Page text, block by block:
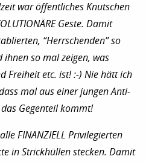
war öffentliches Knutschen
Geste. Damit
“Herrschenden” so
so mal zeigen, was
Freiheit etc. ist! :-) Nie hätt ich
mal aus einer jungen Anti-
Gegenteil kommt!
FINANZIELL Privilegierten
in Strickhüllen stecken. Damit